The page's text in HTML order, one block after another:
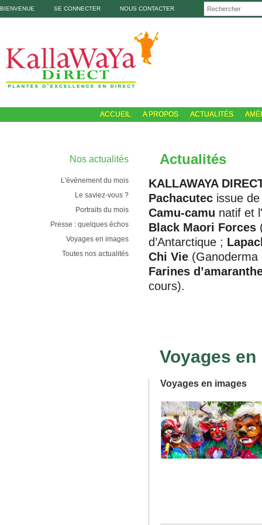
BIENVENUE SE CONNECTER NOUS CONTACTER
ACCUEIL A PROPOS ACTUALITÉS
Nos actualités
L'événement du mois
Le saviez-vous ?
Portraits du mois
Presse : quelques échos
Voyages en images
Toutes nos actualités
Actualités
KALLAWAYA
Pachacutec issue
Camu-camu natif et l'
Black Maori Forces
d’Antarctique ;
Chi Vie
Farines
cours).
Voyages en
Voyages en images